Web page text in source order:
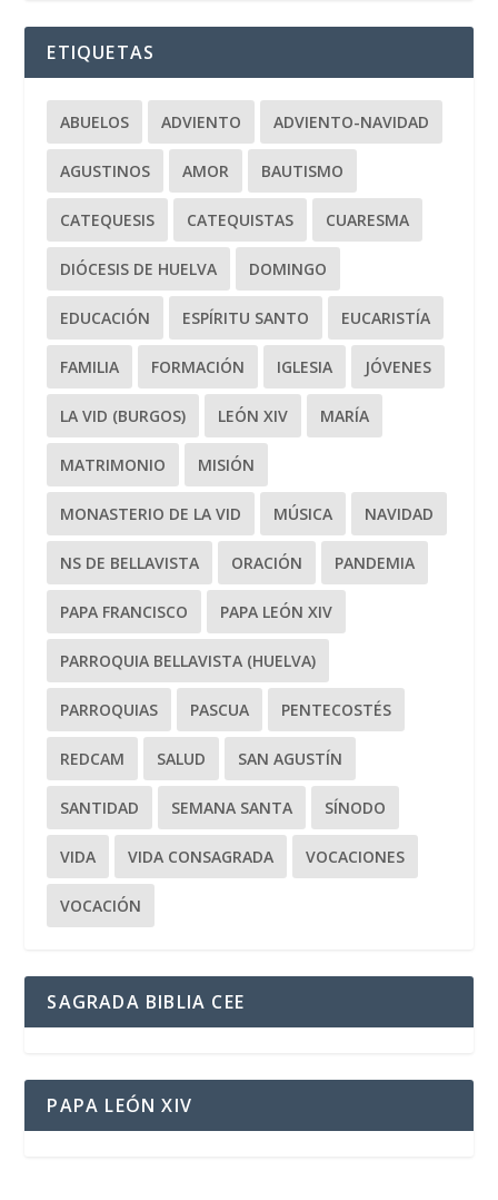
ETIQUETAS
ABUELOS ADVIENTO ADVIENTO-NAVIDAD
AGUSTINOS AMOR BAUTISMO
CATEQUESIS CATEQUISTAS CUARESMA
DIÓCESIS DE HUELVA DOMINGO
EDUCACIÓN ESPÍRITU SANTO EUCARISTÍA
FAMILIA FORMACIÓN IGLESIA JÓVENES
LA VID (BURGOS) LEÓN XIV MARÍA
MATRIMONIO MISIÓN
MONASTERIO DE LA VID MÚSICA NAVIDAD
NS DE BELLAVISTA ORACIÓN PANDEMIA
PAPA FRANCISCO PAPA LEÓN XIV
PARROQUIA BELLAVISTA (HUELVA)
PARROQUIAS PASCUA PENTECOSTÉS
REDCAM SALUD SAN AGUSTÍN
SANTIDAD SEMANA SANTA SÍNODO
VIDA VIDA CONSAGRADA VOCACIONES
VOCACIÓN
SAGRADA BIBLIA CEE
PAPA LEÓN XIV